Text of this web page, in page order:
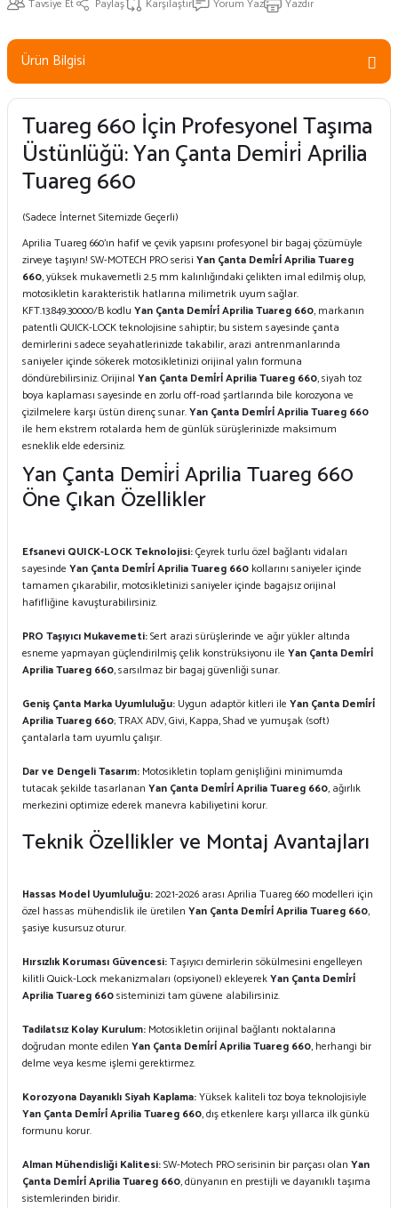
Tavsiye Et Paylaş Karşılaştır Yorum Yaz Yazdır
Ürün Bilgisi
Tuareg 660 İçin Profesyonel Taşıma
Üstünlüğü: Yan Çanta Demi̇ri̇ Aprilia
Tuareg 660
(Sadece İnternet Sitemizde Geçerli)
Aprilia Tuareg 660’ın hafif ve çevik yapısını profesyonel bir bagaj çözümüyle
zirveye taşıyın! SW-MOTECH PRO serisi Yan Çanta Demi̇ri̇ Aprilia Tuareg
660, yüksek mukavemetli 2.5 mm kalınlığındaki çelikten imal edilmiş olup,
motosikletin karakteristik hatlarına milimetrik uyum sağlar.
KFT.13.849.30000/B kodlu Yan Çanta Demi̇ri̇ Aprilia Tuareg 660, markanın
patentli QUICK-LOCK teknolojisine sahiptir; bu sistem sayesinde çanta
demirlerini sadece seyahatlerinizde takabilir, arazi antrenmanlarında
saniyeler içinde sökerek motosikletinizi orijinal yalın formuna
döndürebilirsiniz. Orijinal Yan Çanta Demi̇ri̇ Aprilia Tuareg 660, siyah toz
boya kaplaması sayesinde en zorlu off-road şartlarında bile korozyona ve
çizilmelere karşı üstün direnç sunar.Yan Çanta Demi̇ri̇ Aprilia Tuareg 660
ile hem ekstrem rotalarda hem de günlük sürüşlerinizde maksimum
esneklik elde edersiniz.
Yan Çanta Demi̇ri̇ Aprilia Tuareg 660
Öne Çıkan Özellikler
Efsanevi QUICK-LOCK Teknolojisi:Çeyrek turlu özel bağlantı vidaları
sayesinde Yan Çanta Demi̇ri̇ Aprilia Tuareg 660 kollarını saniyeler içinde
tamamen çıkarabilir, motosikletinizi saniyeler içinde bagajsız orijinal
hafifliğine kavuşturabilirsiniz.
PRO Taşıyıcı Mukavemeti:Sert arazi sürüşlerinde ve ağır yükler altında
esneme yapmayan güçlendirilmiş çelik konstrüksiyonu ile Yan Çanta Demi̇ri̇
Aprilia Tuareg 660, sarsılmaz bir bagaj güvenliği sunar.
Geniş Çanta Marka Uyumluluğu: Uygun adaptör kitleri ile Yan Çanta Demi̇ri̇
Aprilia Tuareg 660; TRAX ADV, Givi, Kappa, Shad ve yumuşak (soft)
çantalarla tam uyumlu çalışır.
Dar ve Dengeli Tasarım: Motosikletin toplam genişliğini minimumda
tutacak şekilde tasarlanan Yan Çanta Demi̇ri̇ Aprilia Tuareg 660, ağırlık
merkezini optimize ederek manevra kabiliyetini korur.
Teknik Özellikler ve Montaj Avantajları
Hassas Model Uyumluluğu:2021-2026 arası Aprilia Tuareg 660 modelleri için
özel hassas mühendislik ile üretilen Yan Çanta Demi̇ri̇ Aprilia Tuareg 660,
şasiye kusursuz oturur.
Hırsızlık Koruması Güvencesi:Taşıyıcı demirlerin sökülmesini engelleyen
kilitli Quick-Lock mekanizmaları (opsiyonel) ekleyerekYan Çanta Demi̇ri̇
Aprilia Tuareg 660sisteminizi tam güvene alabilirsiniz.
Tadilatsız Kolay Kurulum: Motosikletin orijinal bağlantı noktalarına
doğrudan monte edilen Yan Çanta Demi̇ri̇ Aprilia Tuareg 660, herhangi bir
delme veya kesme işlemi gerektirmez.
Korozyona Dayanıklı Siyah Kaplama:Yüksek kaliteli toz boya teknolojisiyle
Yan Çanta Demi̇ri̇ Aprilia Tuareg 660, dış etkenlere karşı yıllarca ilk günkü
formunu korur.
Alman Mühendisliği Kalitesi:SW-Motech PRO serisinin bir parçası olan Yan
Çanta Demi̇ri̇ Aprilia Tuareg 660, dünyanın en prestijli ve dayanıklı taşıma
sistemlerinden biridir.